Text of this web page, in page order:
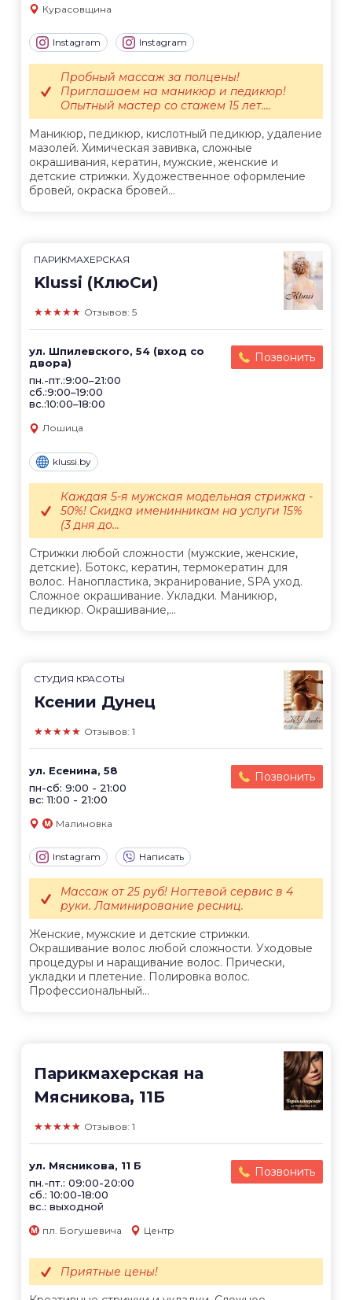
Курасовщина
Instagram Instagram
Маникюр, педикюр, кислотный педикюр, удаление
мазолей. Химическая завивка, сложные
окрашивания, кератин, мужские, женские и
детские стрижки. Художественное оформление
бровей, окраска бровей...
Пробный массаж за полцены!
Приглашаем на маникюр и педикюр!
Опытный мастер со стажем 15 лет....
ПАРИКМАХЕРСКАЯ
Klussi (КлюСи)
★★★★★ Отзывов: 5
ул. Шпилевского, 54 (вход со
двора)
пн.-пт.:9:00–21:00
сб.:9:00–19:00
вс.:10:00–18:00
Позвонить
Лошица
klussi.by
Стрижки любой сложности (мужские, женские,
детские). Ботокс, кератин, термокератин для
волос. Нанопластика, экранирование, SPA уход.
Сложное окрашивание. Укладки. Маникюр,
педикюр. Окрашивание,...
Каждая 5-я мужская модельная стрижка -
50%! Скидка именинникам на услуги 15%
(3 дня до...
СТУДИЯ КРАСОТЫ
Ксении Дунец
★★★★★ Отзывов: 1
ул. Есенина, 58
пн-сб: 9:00 - 21:00
вс: 11:00 - 21:00
Позвонить
Малиновка
Instagram Написать
Женские, мужские и детские стрижки.
Окрашивание волос любой сложности. Уходовые
процедуры и наращивание волос. Прически,
укладки и плетение. Полировка волос.
Профессиональный...
Массаж от 25 руб! Ногтевой сервис в 4
руки. Ламинирование ресниц.
Парикмахерская на
Мясникова, 11Б
★★★★★ Отзывов: 1
ул. Мясникова, 11 Б
пн.-пт.: 09:00-20:00
сб.: 10:00-18:00
вс.: выходной
Позвонить
пл. Богушевича Центр
Приятные цены!